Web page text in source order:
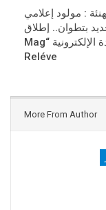
: مولود إعلامي
بتطوان.. إطلاق
الجريدة الإلكترونية “Mag
Reléve
More From Author